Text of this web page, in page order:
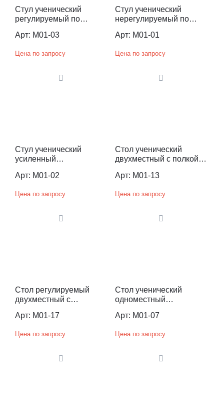
Стул ученический
регулируемый по
Арт: M01-03
Цена по запросу
Стул ученический
нерегулируемый по
Арт: M01-01
Цена по запросу
Стул ученический
усиленный
высоте
Арт: М01-02
Цена по запросу
Стол ученический
двухместный с полкой
высоте
Арт: M01-13
Цена по запросу
Стол регулируемый
двухместный с
Арт: M01-17
Цена по запросу
Стол ученический
одноместный
высоте
Арт: M01-07
Цена по запросу